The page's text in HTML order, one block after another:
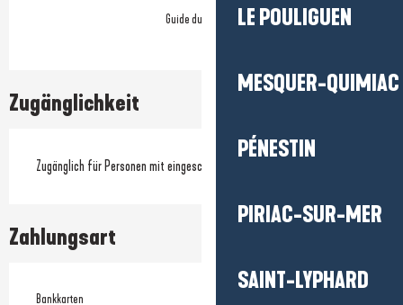
LE POULIGUEN
MESQUER-QUIMIAC
PÉNESTIN
PIRIAC-SUR-MER
SAINT-LYPHARD
Guide du Routard
Zugänglichkeit
Zugänglich für Personen mit eingeschränkter Mobilität
Zahlungsart
Bankkarten